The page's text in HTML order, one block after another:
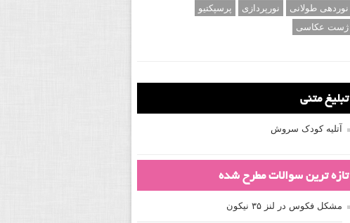
نوردهی طولانی
نورپردازی
پرسپکتیو
ژست عکاسی
تبلیغ متنی
آتلیه کودک سروش
تازه ترین سوالات مطرح شده
مشکل فکوس در لنز ۳۵ نیکون